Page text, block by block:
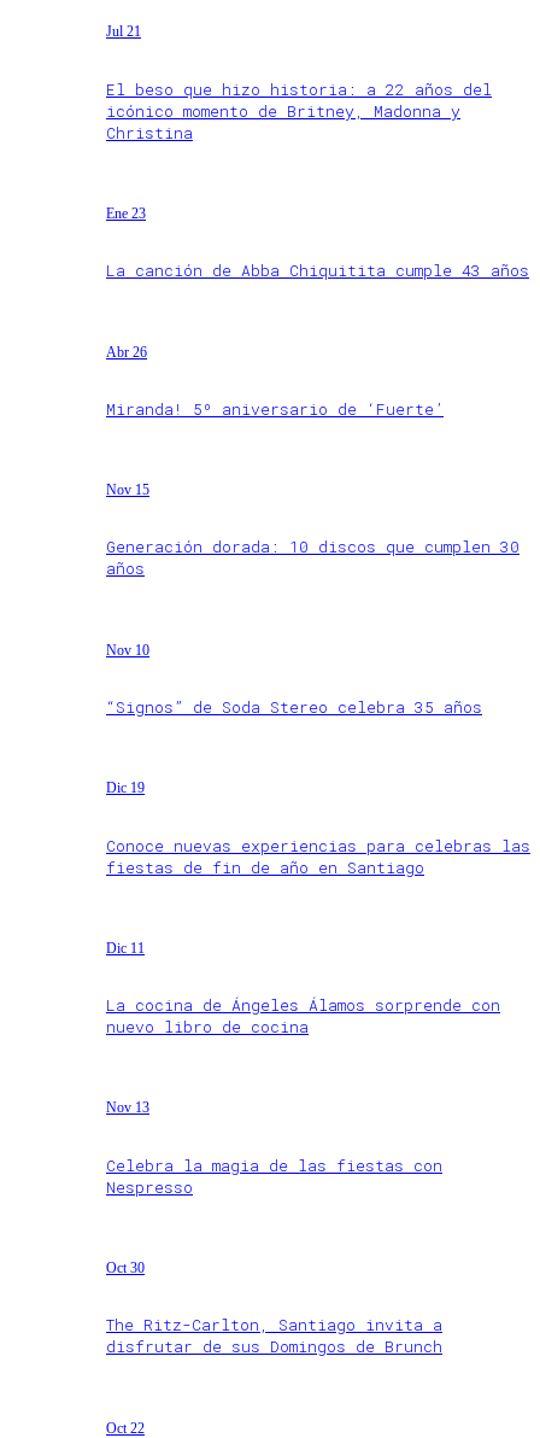
Jul 21
El beso que hizo historia: a 22 años del
icónico momento de Britney, Madonna y
Christina
Ene 23
La canción de Abba Chiquitita cumple 43 años
Abr 26
Miranda! 5º aniversario de ‘Fuerte’
Nov 15
Generación dorada: 10 discos que cumplen 30
años
Nov 10
“Signos” de Soda Stereo celebra 35 años
Dic 19
Conoce nuevas experiencias para celebras las
fiestas de fin de año en Santiago
Dic 11
La cocina de Ángeles Álamos sorprende con
nuevo libro de cocina
Nov 13
Celebra la magia de las fiestas con
Nespresso
Oct 30
The Ritz-Carlton, Santiago invita a
disfrutar de sus Domingos de Brunch
Oct 22